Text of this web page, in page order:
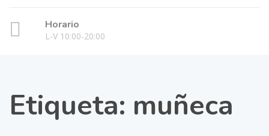
Horario
L-V 10:00-20:00
Etiqueta: muñeca